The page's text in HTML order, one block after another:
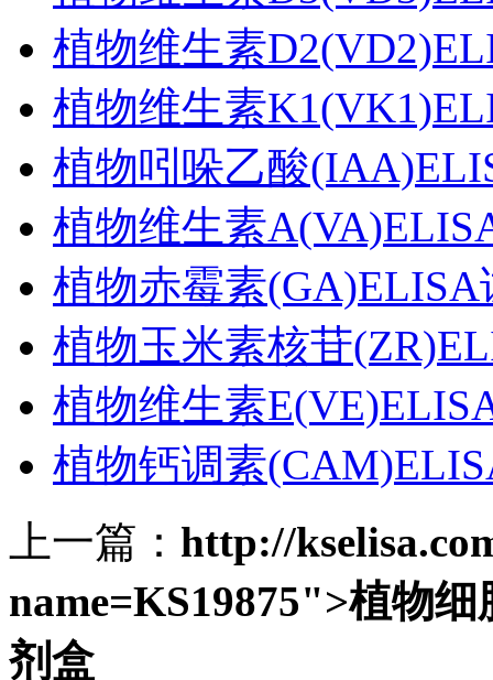
植物维生素
植物维生素
植物吲哚乙酸
植物维生素
植物赤霉素(GA)ELISA
植物玉米素核苷
植物维生素
植物钙调素
上一篇： http://
name=KS19875">植物
剂盒